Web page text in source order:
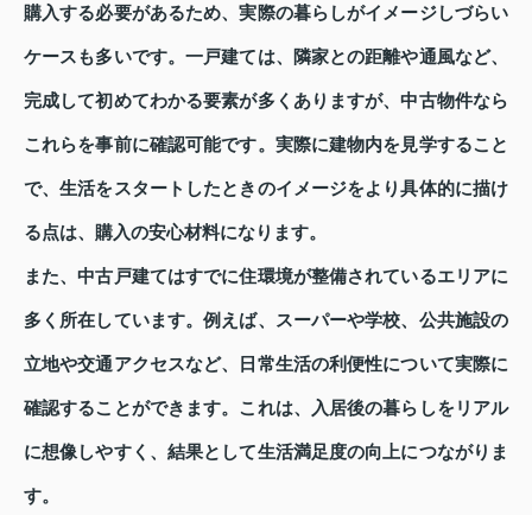
購入する必要があるため、実際の暮らしがイメージしづらい
ケースも多いです。一戸建ては、隣家との距離や通風など、
完成して初めてわかる要素が多くありますが、中古物件なら
これらを事前に確認可能です。実際に建物内を見学すること
で、生活をスタートしたときのイメージをより具体的に描け
る点は、購入の安心材料になります。
また、中古戸建てはすでに住環境が整備されているエリアに
多く所在しています。例えば、スーパーや学校、公共施設の
立地や交通アクセスなど、日常生活の利便性について実際に
確認することができます。これは、入居後の暮らしをリアル
に想像しやすく、結果として生活満足度の向上につながりま
す。